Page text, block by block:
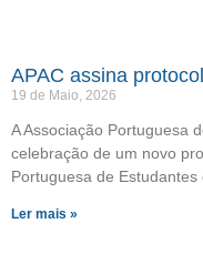
APAC assina
19 de Maio, 2026
A Associação Portuguesa
celebração de um novo
Portuguesa de Estudantes
Ler mais »